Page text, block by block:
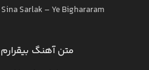
Sina Sarlak– Ye Bighararam
متن آهنگ